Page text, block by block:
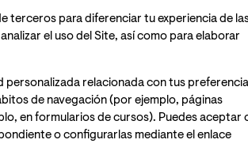
Voltha-IS se
de la
‘PumpKind’,
edición del
VIU
terceros para diferenciar tu experiencia de
el uso del Site, así como para elaborar
relacionada con tus
de navegación (por ejemplo, páginas
en formularios de cursos). Puedes aceptar
o configurarlas mediante el enlace